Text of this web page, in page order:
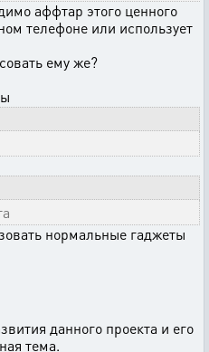
аффтар этого ценного
телефоне или использует
ему же?
нормальные гаджеты
данного проекта и его
тема.